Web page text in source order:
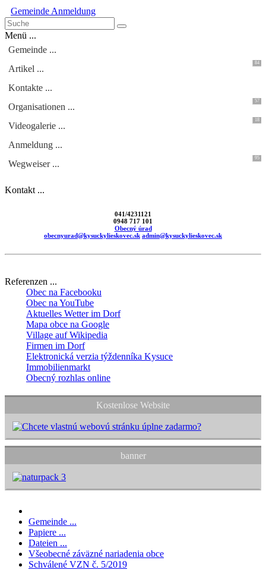
Gemeinde Anmeldung
Menü ...
Gemeinde ...
Artikel ...
84
Kontakte ...
Organisationen ...
57
Videogalerie ...
18
Anmeldung ...
Wegweiser ...
95
Kontakt ...
041/4231121
0948 717 101
Obecný úrad
obecnyurad@kysuckylieskovec.sk admin@kysuckylieskovec.sk
Referenzen ...
Obec na Facebooku
Obec na YouTube
Aktuelles Wetter im Dorf
Mapa obce na Google
Village auf Wikipedia
Firmen im Dorf
Elektronická verzia týždenníka Kysuce
Immobilienmarkt
Obecný rozhlas online
Kostenlose Website
banner
Gemeinde ...
Papiere ...
Dateien ...
Všeobecné záväzné nariadenia obce
Schválené VZN č. 5/2019